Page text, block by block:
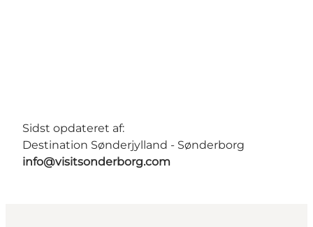
Sidst opdateret af:
Destination Sønderjylland - Sønderborg
info@visitsonderborg.com